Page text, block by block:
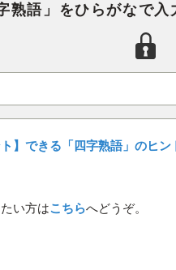
熟語」をひらがなで入
ト】できる「四字熟語」のヒ
い方はこちらへどうぞ。